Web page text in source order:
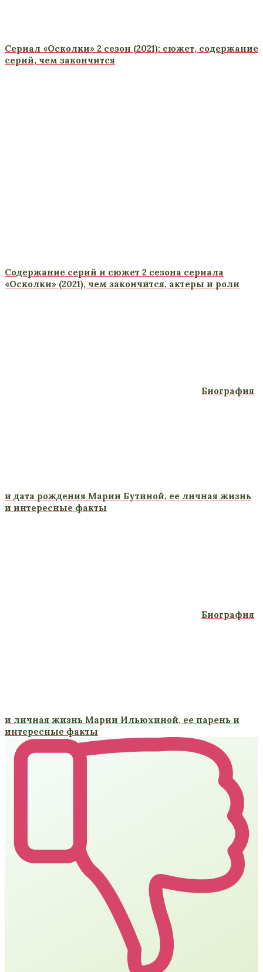
Сериал «Осколки» 2 сезон (2021): сюжет, содержание
серий, чем закончится
Содержание серий и сюжет 2 сезона сериала
«Осколки» (2021), чем закончится, актеры и роли
Биография
и дата рождения Марии Бутиной, ее личная жизнь
и интересные факты
Биография
и личная жизнь Марии Ильюхиной, ее парень и
интересные факты